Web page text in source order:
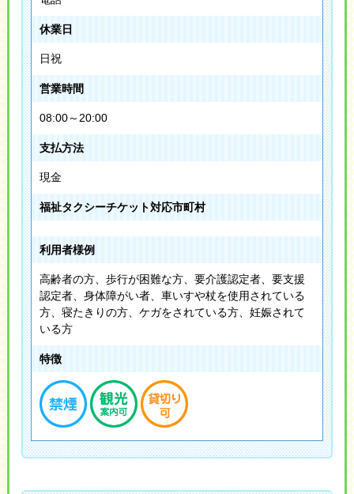
休業日
日祝
営業時間
08:00～20:00
支払方法
現金
福祉タクシーチケット対応市町村
利用者様例
高齢者の方、歩行が困難な方、要介護認定者、要支援
認定者、身体障がい者、車いすや杖を使用されている
方、寝たきりの方、ケガをされている方、妊娠されて
いる方
特徴